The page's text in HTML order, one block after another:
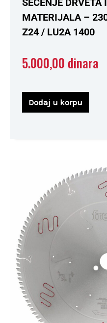
od
SEČENJE
MATERIJALA –
Z24 / LU2A 1400
5.000,00 dinara
Dodaj u korpu